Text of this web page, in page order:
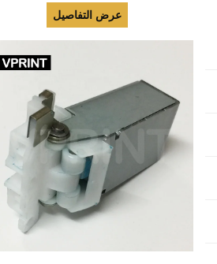
126N00276، 126N00279
عرض التفاصيل